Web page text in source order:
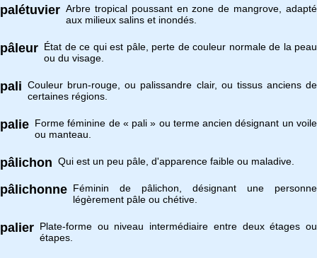
palétuvier Arbre tropical poussant en zone de mangrove, adapté
aux milieux salins et inondés.
pâleur État de ce qui est pâle, perte de couleur normale de la peau
ou du visage.
pali Couleur brun-rouge, ou palissandre clair, ou tissus anciens de
certaines régions.
palie Forme féminine de « pali » ou terme ancien désignant un voile
ou manteau.
pâlichon Qui est un peu pâle, d'apparence faible ou maladive.
pâlichonne Féminin de pâlichon, désignant une personne
légèrement pâle ou chétive.
palier Plate-forme ou niveau intermédiaire entre deux étages ou
étapes.